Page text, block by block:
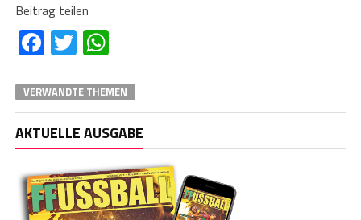
Beitrag teilen
Facebook
TwitterWhatsApp
VERWANDTE THEMEN
AKTUELLE AUSGABE